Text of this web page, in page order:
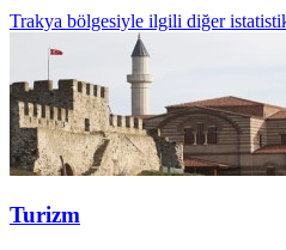
Trakya bölgesiyle ilgili diğer
Turizm